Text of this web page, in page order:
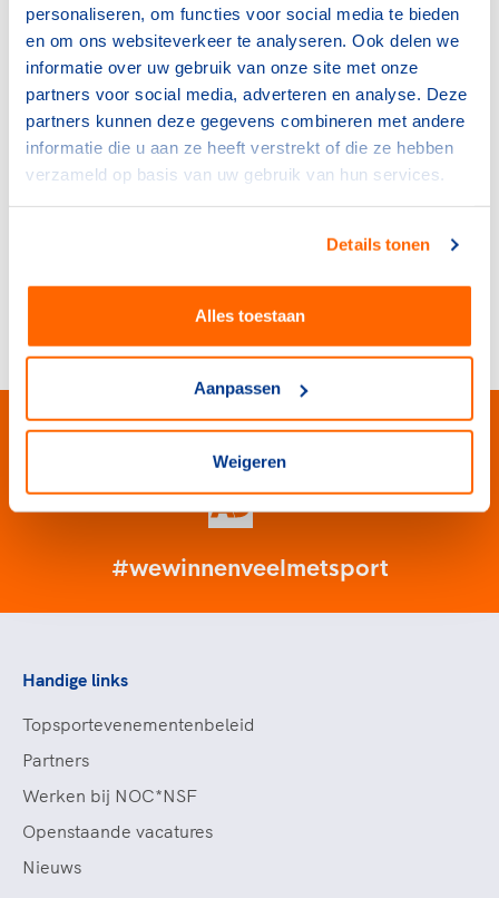
personaliseren, om functies voor social media te bieden
en om ons websiteverkeer te analyseren. Ook delen we
informatie over uw gebruik van onze site met onze
partners voor social media, adverteren en analyse. Deze
partners kunnen deze gegevens combineren met andere
informatie die u aan ze heeft verstrekt of die ze hebben
verzameld op basis van uw gebruik van hun services.
Details tonen
Alles toestaan
Aanpassen
Weigeren
Scholing en bijscholing in samenwerking met
onderwijs en bijvoorbeeld Academie voor
Sport kader van NOC*NSF.
Kennis- en informatie systemen ontsluiten
voor professionals en vrijwilligers topclubs.
Per sport is er een goede samenwerking
tussen topclubs, leaguebureaus en
sportbonden.
hoofdpagina
#wewinnenveelmetsport
Handige links
Topsportevenementenbeleid
Partners
Werken bij NOC*NSF
Openstaande vacatures
Nieuws